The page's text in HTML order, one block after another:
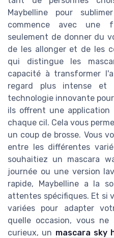
Maybelline pour
commence avec une
seulement de donner du
de les allonger et de les
qui distingue les
capacité à transformer
regard plus intense et
technologie innovante
ils offrent une
chaque cil. Cela vous
un coup de brosse. Vous
entre les différentes
souhaitiez un mascara
journée ou une version
rapide, Maybelline a la
attentes spécifiques. Et si
variées pour adapter
quelle occasion, vous
curieux, un mascara sky